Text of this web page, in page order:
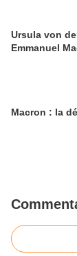
Ursula von
Emmanuel
Macron : la